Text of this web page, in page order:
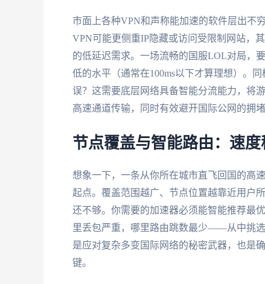
市面上各种VPN和声称能加速的软件层出不
VPN可能更侧重IP隐藏或访问受限制网站，
的低延迟需求。一场流畅的国服LOL对局，
低的水平（通常在100ms以下才算理想）。同
误？这需要底层网络具备智能分流能力，将
高速通道传输，同时有效避开国际公网的拥
节点覆盖与智能路由：速度
想象一下，一条从你所在城市直飞回国的高
起点。覆盖范围越广、节点位置越靠近用户
还不够。你需要的加速器必须能智能推荐
里丢包严重，哪里路由跳数最少——从中挑
是应对复杂多变国际网络的秘密武器，也是
键。